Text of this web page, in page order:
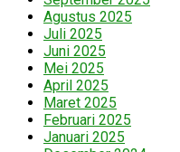
Agustus 2025
Juli 2025
Juni 2025
Mei 2025
April 2025
Maret 2025
Februari 2025
Januari 2025